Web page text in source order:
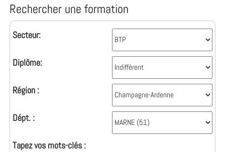
Rechercher une formation
Secteur:
Diplôme:
Région :
Dépt. :
Tapez vos mots-clés :